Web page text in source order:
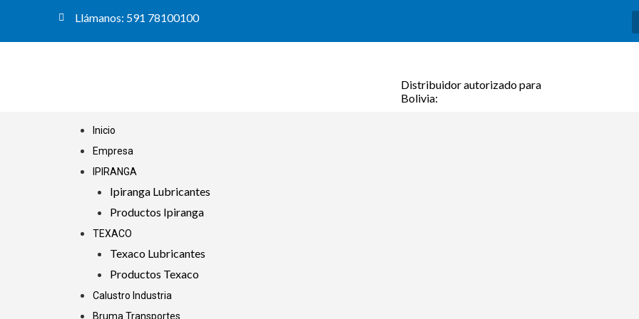
Llámanos: 591 78100100
Distribuidor autorizado para
Bolivia:
Inicio
Empresa
IPIRANGA
Ipiranga Lubricantes
Productos Ipiranga
TEXACO
Texaco Lubricantes
Productos Texaco
Calustro Industria
Bruma Transportes
Menu